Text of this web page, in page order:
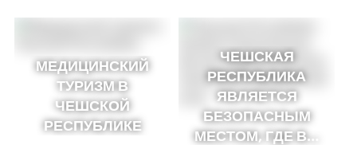
МЕДИЦИНСКИЙ
ТУРИЗМ В
ЧЕШСКОЙ
РЕСПУБЛИКЕ
ЧЕШСКАЯ
РЕСПУБЛИКА
ЯВЛЯЕТСЯ
БЕЗОПАСНЫМ
МЕСТОМ, ГДЕ В…